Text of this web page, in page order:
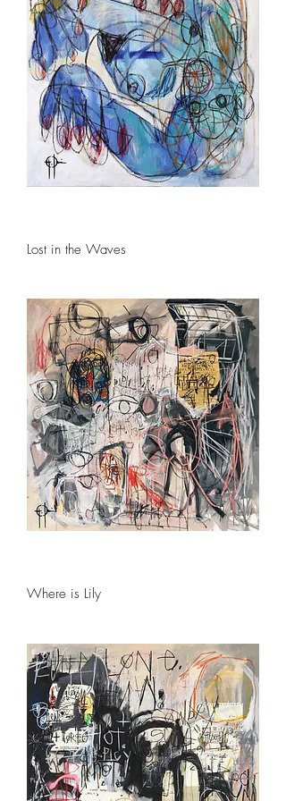
Lost in the Waves
Where is Lily